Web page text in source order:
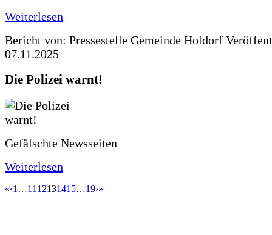
Weiterlesen
Bericht von: Pressestelle Gemeinde Holdorf
07.11.2025
Die Polizei warnt!
Gefälschte Newsseiten
Weiterlesen
«‹1 …11 12131415…19›»